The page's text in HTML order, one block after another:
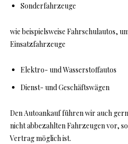
Sonderfahrzeuge
wie beispielsweise Fahrschulautos,
Einsatzfahrzeuge
Elektro- und Wasserstoffautos
Dienst- und Geschäftswägen
Den Autoankauf führen wir auch
nicht abbezahlten Fahrzeugen vor,
Vertrag möglich ist.